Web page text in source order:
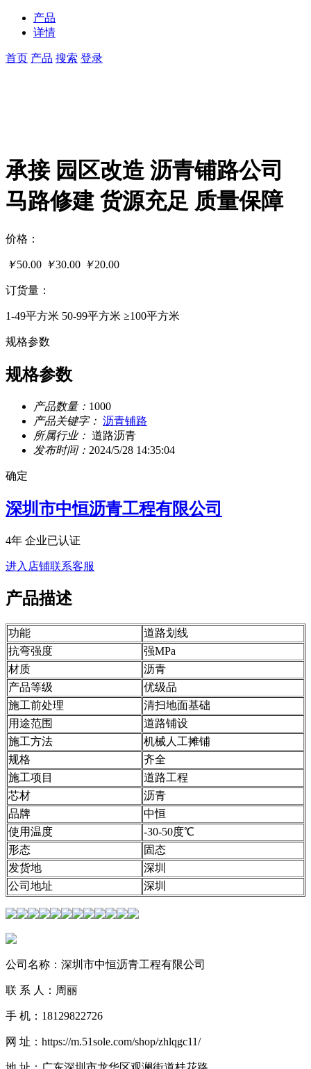
产品
详情
首页 产品 搜索 登录
承接 园区改造 沥青铺路公司
马路修建 货源充足 质量保障
价格：
订货量：
1-49平方米 50-99平方米 ≥100平方米
规格参数
规格参数
产品数量：1000
产品关键字： 沥青铺路
所属行业： 道路沥青
发布时间：
确定
深圳市中恒沥青工程有限公司
4年 企业已认证
进入店铺联系客服
产品描述
功能
道路划线
抗弯强度
强MPa
材质
沥青
产品等级
优级品
施工前处理
清扫地面基础
用途范围
道路铺设
施工方法
机械人工摊铺
规格
齐全
施工项目
道路工程
芯材
沥青
品牌
中恒
使用温度
-30-50度℃
形态
固态
发货地
深圳
公司地址
深圳
公司名称：深圳市中恒沥青工程有限公司
联 系 人：周丽
手 机：18129822726
网 址：https://m.51sole.com/shop/zhlqgc11/